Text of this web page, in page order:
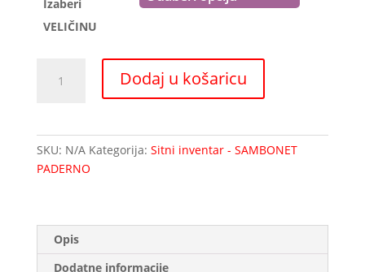
Izaberi
VELIČINU
11106
Dodaj u košaricu
SKU: N/A Kategorija: Sitni inventar - SAMBONET
PADERNO
Opis
Dodatne informacije